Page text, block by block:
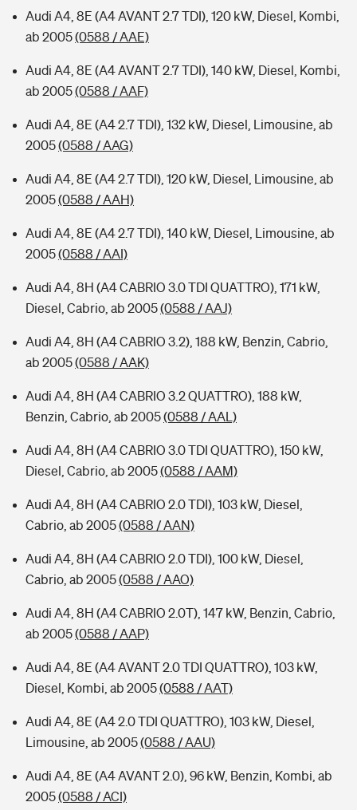
Audi A4, 8E (A4 AVANT 2.7 TDI), 120 kW, Diesel, Kombi,
ab 2005(0588 / AAE)
Audi A4, 8E (A4 AVANT 2.7 TDI), 140 kW, Diesel, Kombi,
ab 2005(0588 / AAF)
Audi A4, 8E (A4 2.7 TDI), 132 kW, Diesel, Limousine, ab
2005(0588 / AAG)
Audi A4, 8E (A4 2.7 TDI), 120 kW, Diesel, Limousine, ab
2005(0588 / AAH)
Audi A4, 8E (A4 2.7 TDI), 140 kW, Diesel, Limousine, ab
2005(0588 / AAI)
Audi A4, 8H (A4 CABRIO 3.0 TDI QUATTRO), 171 kW,
Diesel, Cabrio, ab 2005(0588 / AAJ)
Audi A4, 8H (A4 CABRIO 3.2), 188 kW, Benzin, Cabrio,
ab 2005(0588 / AAK)
Audi A4, 8H (A4 CABRIO 3.2 QUATTRO), 188 kW,
Benzin, Cabrio, ab 2005(0588 / AAL)
Audi A4, 8H (A4 CABRIO 3.0 TDI QUATTRO), 150 kW,
Diesel, Cabrio, ab 2005(0588 / AAM)
Audi A4, 8H (A4 CABRIO 2.0 TDI), 103 kW, Diesel,
Cabrio, ab 2005(0588 / AAN)
Audi A4, 8H (A4 CABRIO 2.0 TDI), 100 kW, Diesel,
Cabrio, ab 2005(0588 / AAO)
Audi A4, 8H (A4 CABRIO 2.0T), 147 kW, Benzin, Cabrio,
ab 2005(0588 / AAP)
Audi A4, 8E (A4 AVANT 2.0 TDI QUATTRO), 103 kW,
Diesel, Kombi, ab 2005(0588 / AAT)
Audi A4, 8E (A4 2.0 TDI QUATTRO), 103 kW, Diesel,
Limousine, ab 2005(0588 / AAU)
Audi A4, 8E (A4 AVANT 2.0), 96 kW, Benzin, Kombi, ab
2005(0588 / ACI)